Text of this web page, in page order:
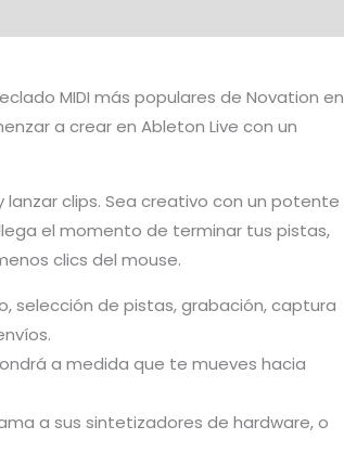
MIDI más populares de Novation en
a crear en Ableton Live con un
clips. Sea creativo con un potente
el momento de terminar tus pistas,
clics del mouse.
selección de pistas, grabación, captura
a medida que te mueves hacia
a sus sintetizadores de hardware, o